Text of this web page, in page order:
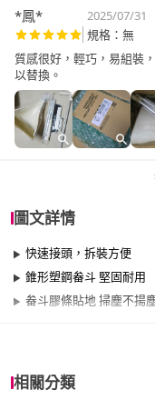
*鳳* 2025/07/31
規格：無
質感很好，輕巧，易組裝
以替換。
圖文詳情
快速接頭，拆裝方便
錐形塑鋼畚斗 堅固耐用
畚斗膠條貼地 掃塵不揚
相關分類